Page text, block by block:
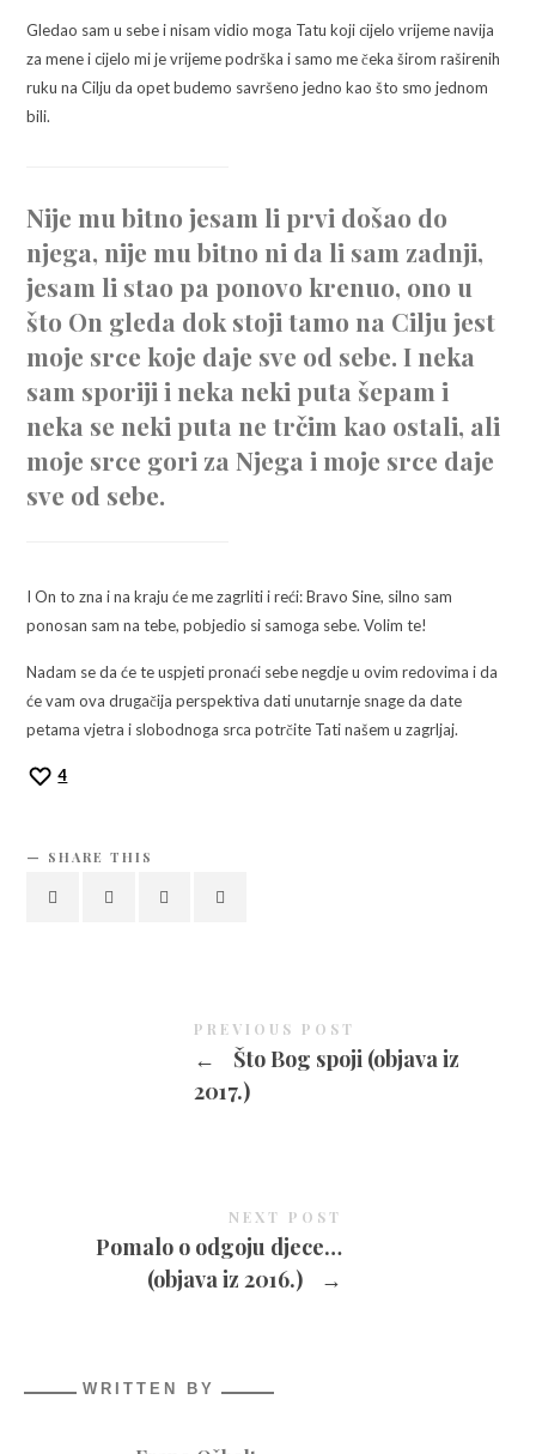
Gledao sam u sebe i nisam vidio moga Tatu koji cijelo vrijeme navija
za mene i cijelo mi je vrijeme podrška i samo me čeka širom raširenih
ruku na Cilju da opet budemo savršeno jedno kao što smo jednom
bili.
Nije mu bitno jesam li prvi došao do
njega, nije mu bitno ni da li sam zadnji,
jesam li stao pa ponovo krenuo, ono u
što On gleda dok stoji tamo na Cilju jest
moje srce koje daje sve od sebe. I neka
sam sporiji i neka neki puta šepam i
neka se neki puta ne trčim kao ostali, ali
moje srce gori za Njega i moje srce daje
sve od sebe.
I On to zna i na kraju će me zagrliti i reći: Bravo Sine, silno sam
ponosan sam na tebe, pobjedio si samoga sebe. Volim te!
Nadam se da će te uspjeti pronaći sebe negdje u ovim redovima i da
će vam ova drugačija perspektiva dati unutarnje snage da date
petama vjetra i slobodnoga srca potrčite Tati našem u zagrljaj.
4
SHARE THIS
PREVIOUS POST
←
Što Bog spoji (objava iz
2017.)
NEXT POST
Pomalo o odgoju djece…
(objava iz 2016.)
→
WRITTEN BY